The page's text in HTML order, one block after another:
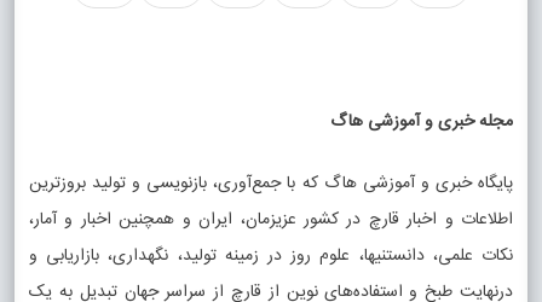
مجله خبری و آموزشی هاگ
پایگاه خبری و آموزشی هاگ که با جمع‌آوری، بازنویسی و تولید بروزترین
اطلاعات و اخبار قارچ در کشور عزیزمان، ایران و همچنین اخبار و آمار،
نکات علمی، دانستنیها، علوم روز در زمینه تولید، نگهداری، بازاریابی و
درنهایت طبخ و استفاده‌های نوین از قارچ از سراسر جهان تبدیل به یک